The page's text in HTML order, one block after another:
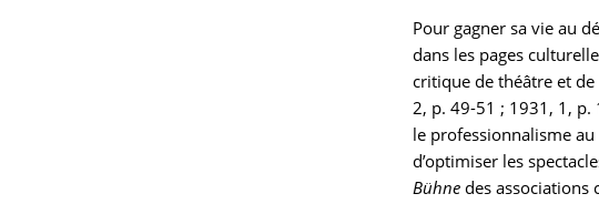
Pour gagner sa vie au
dans les pages
critique de théâtre et
2, p. 49-51 ; 1931, 1, p.
le professionnalisme
d’optimiser les
Bühne des associations